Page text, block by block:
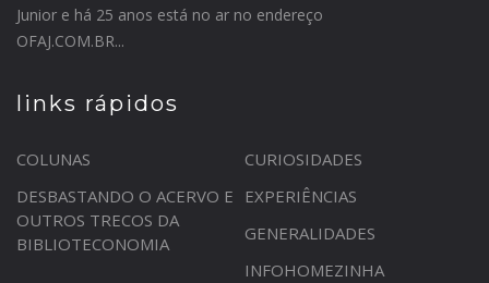
Junior e há 25 anos está no ar no endereço
OFAJ.COM.BR...
links rápidos
COLUNAS
CURIOSIDADES
DESBASTANDO O ACERVO E
OUTROS TRECOS DA
BIBLIOTECONOMIA
EXPERIÊNCIAS
GENERALIDADES
INFOHOMEZINHA